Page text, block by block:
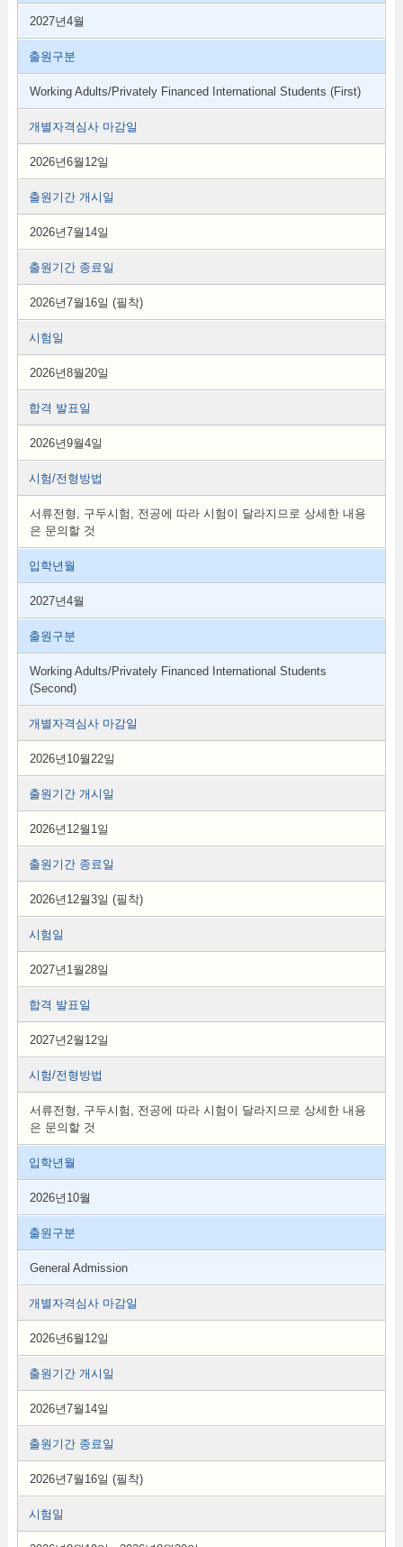
2027년4월
출원구분
Working Adults/Privately Financed International Students (First)
개별자격심사 마감일
2026년6월12일
출원기간 개시일
2026년7월14일
출원기간 종료일
2026년7월16일 (필착)
시험일
2026년8월20일
합격 발표일
2026년9월4일
시험/전형방법
서류전형, 구두시험, 전공에 따라 시험이 달라지므로 상세한 내용
은 문의할 것
입학년월
2027년4월
출원구분
Working Adults/Privately Financed International Students
(Second)
개별자격심사 마감일
2026년10월22일
출원기간 개시일
2026년12월1일
출원기간 종료일
2026년12월3일 (필착)
시험일
2027년1월28일
합격 발표일
2027년2월12일
시험/전형방법
서류전형, 구두시험, 전공에 따라 시험이 달라지므로 상세한 내용
은 문의할 것
입학년월
2026년10월
출원구분
General Admission
개별자격심사 마감일
2026년6월12일
출원기간 개시일
2026년7월14일
출원기간 종료일
2026년7월16일 (필착)
시험일